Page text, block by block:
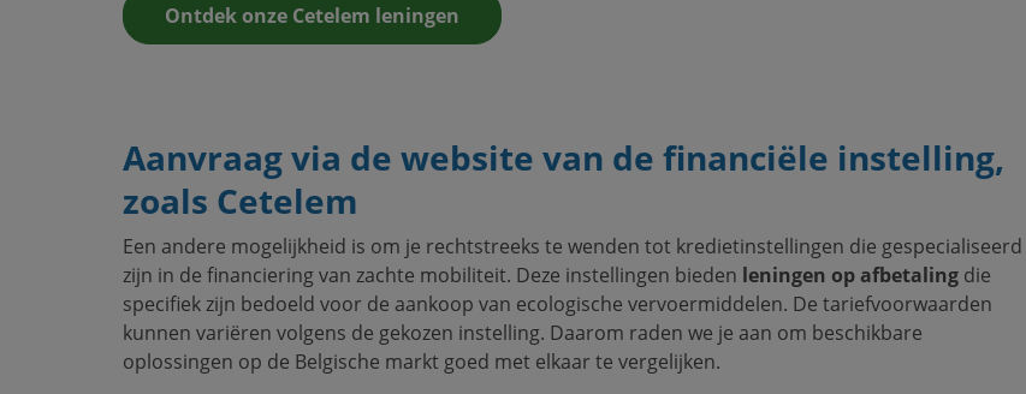
Ontdek onze Cetelem leningen
Aanvraag via de website van de financiële instelling,
zoals Cetelem
Een andere mogelijkheid is om je rechtstreeks te wenden tot kredietinstellingen die gespecialiseerd
zijn in de financiering van zachte mobiliteit. Deze instellingen bieden leningen op afbetaling die
specifiek zijn bedoeld voor de aankoop van ecologische vervoermiddelen. De tariefvoorwaarden
kunnen variëren volgens de gekozen instelling. Daarom raden we je aan om beschikbare
oplossingen op de Belgische markt goed met elkaar te vergelijken.